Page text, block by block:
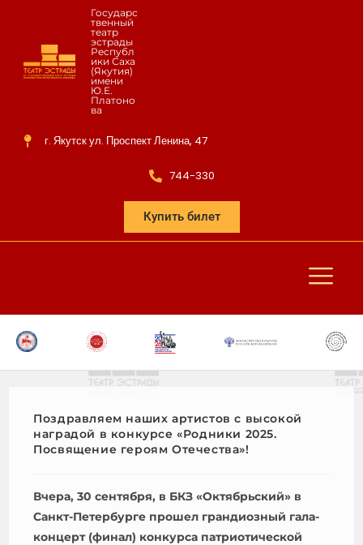
Государс
твенный
театр
эстрады
Республ
ики Саха
(Якутия)
имени
Ю.Е.
Платоно
ва
г. Якутск ул. Проспект Ленина, 47
744-330
Купить билет
Поздравляем наших артистов с высокой
наградой в конкурсе «Родники 2025.
Посвящение героям Отечества»!
Вчера, 30 сентября, в БКЗ «Октябрьский» в
Санкт-Петербурге прошел грандиозный гала-
концерт (финал) конкурса патриотической